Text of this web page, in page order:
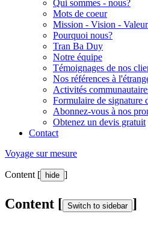
Qui sommes - nous?
Mots de coeur
Mission - Vision -
Pourquoi nous?
Tran Ba Duy
Notre équipe
Témoignages de nos
Nos références à
Activités
Formulaire de signature
Abonnez-vous à nos
Obtenez un devis gratuit
Contact
Voyage sur mesure
Content [ hide ]
Content [ Switch to sidebar ]